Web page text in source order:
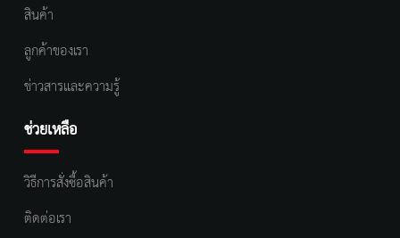
สินค้า
ลูกค้าของเรา
ข่าวสารและความรู้
ช่วยเหลือ
วิธีการสั่งซื้อสินค้า
ติดต่อเรา